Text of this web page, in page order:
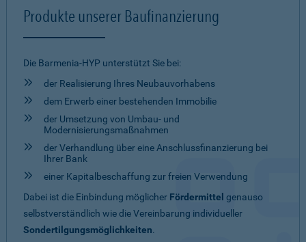
Produkte unserer Baufinanzierung
Die Barmenia-HYP unterstützt Sie bei:
der Realisierung Ihres Neubauvorhabens
dem Erwerb einer bestehenden Immobilie
der Umsetzung von Umbau- und
Modernisierungsmaßnahmen
der Verhandlung über eine Anschlussfinanzierung bei
Ihrer Bank
einer Kapitalbeschaffung zur freien Verwendung
Dabei ist die Einbindung möglicher Fördermittel genauso
selbstverständlich wie die Vereinbarung individueller
Sondertilgungsmöglichkeiten.